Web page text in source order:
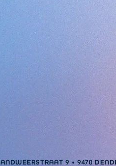
9 • 9470